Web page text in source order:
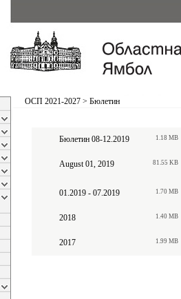
ОСП 2021-2027 > Бюлетин
Бюлетин 08-12.2019 1.18 MB
August 01, 2019 81.55 KB
01.2019 - 07.2019 1.70 MB
2018 1.40 MB
2017 1.99 MB